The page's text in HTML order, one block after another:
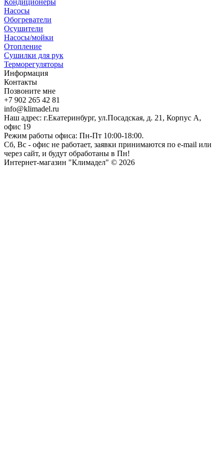
Кондиционеры
Насосы
Обогреватели
Осушители
Насосы/мойки
Отопление
Сушилки для рук
Терморегуляторы
Информация
Контакты
Позвоните мне
+7 902 265 42 81
info@klimadel.ru
Наш адрес: г.Екатеринбург, ул.Посадская, д. 21, Корпус А,
офис 19
Режим работы офиса: Пн-Пт 10:00-18:00.
Сб, Вс - офис не работает, заявки принимаются по e-mail или
через сайт, и будут обработаны в Пн!
Интернет-магазин "Климадел" © 2026